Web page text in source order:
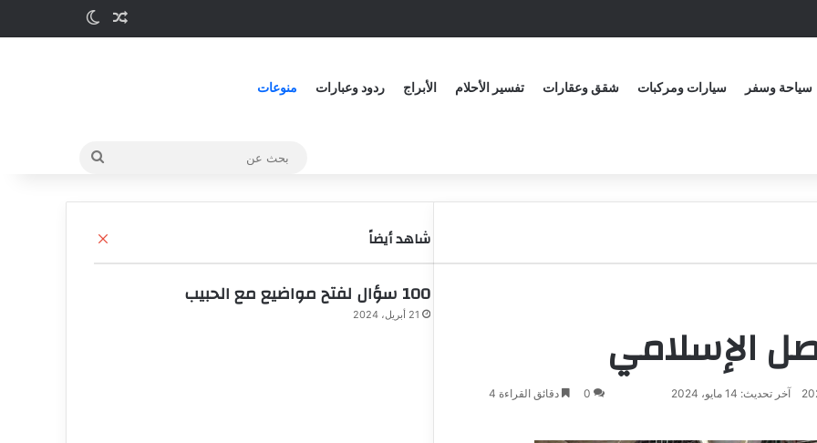
مقالة عشوائية
سياحة وسفر سيارات ومركبات شقق وعقارات تفسير الأحلام الأبراج ردود وعبارات منوعات
الإسلامي
آخر تحديث: 14 مايو، 2024 0 دقائق القراءة 4
شاهد أيضاً
100 سؤال لفتح مواضيع مع الحبيب
21 أبريل، 2024